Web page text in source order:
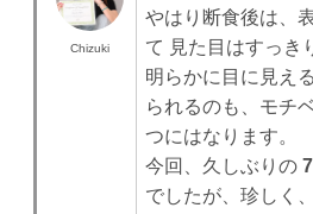
Chizuki
やはり断食後は、
て 見た目はすっき
明らかに目に見え
られるのも、モチ
つにはなります。
今回、久しぶりの
でしたが、珍しく